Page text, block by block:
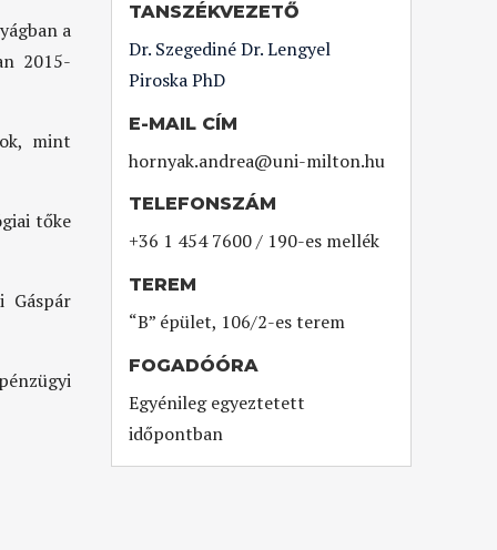
a
2015-
mint
tőke
Gáspár
TANSZÉKVEZETŐ
Dr. Szegediné Dr. Lengyel
Piroska PhD
E-MAIL CÍM
hornyak.andrea@uni-milton.hu
TELEFONSZÁM
+36 1 454 7600 / 190-es mellék
TEREM
“B” épület, 106/2-es terem
FOGADÓÓRA
Egyénileg egyeztetett
időpontban